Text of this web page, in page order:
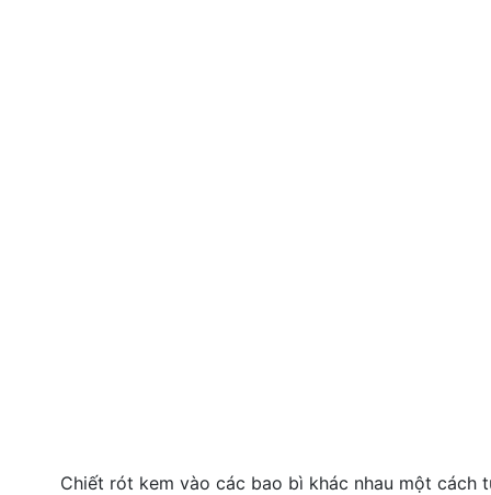
Chiết rót kem vào các bao bì khác nhau một cách